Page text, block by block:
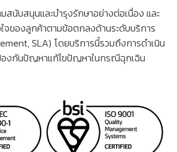
มสนับสนุนและบำรุงรักษาอย่างต่อเนื่อง และ
ของลูกค้าตามข้อตกลงด้านระดับบริการ
SLA) โดยบริการนี้รวมถึงการดำเนิน
องกันปัญหาแก้ไขปัญหาในกรณีฉุกเฉิน